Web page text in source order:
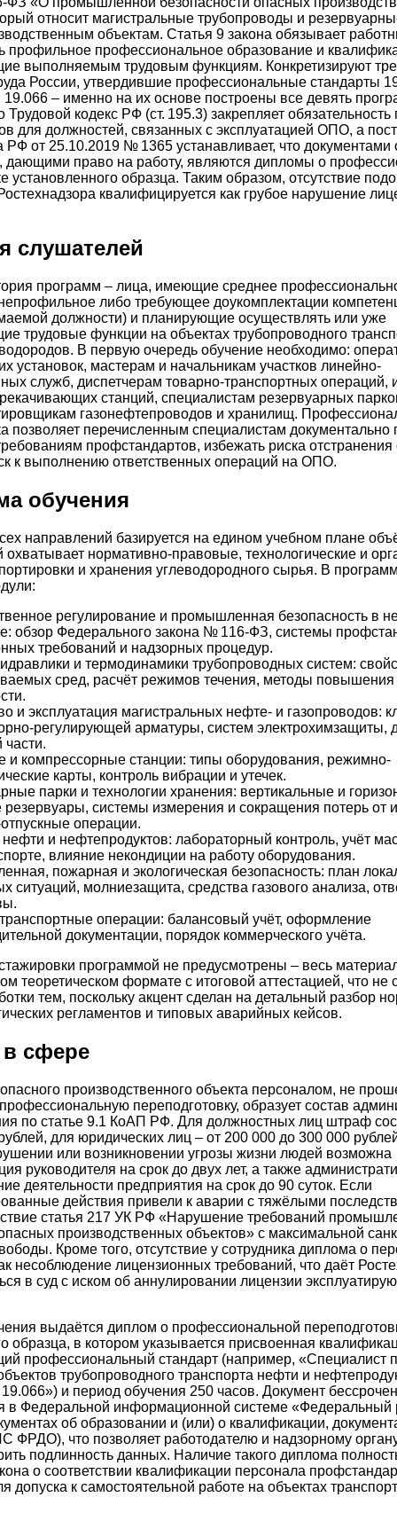
относит магистральные трубопроводы и
объектам. Статья 9 закона обязывает
профильное профессиональное образование и
выполняемым трудовым функциям. Конкретизируют
России, утвердившие профессиональные стандарты
– именно на их основе построены все девять
Трудовой кодекс РФ (ст. 195.3) закрепляет
для должностей, связанных с эксплуатацией ОПО, а
РФ от 25.10.2019 № 1365 устанавливает, что документами
дающими право на работу, являются дипломы о
установленного образца. Таким образом, отсутствие
квалифицируется как грубое нарушение
слушателей
программ – лица, имеющие среднее
либо требующее доукомплектации
должности) и планирующие осуществлять или уже
трудовые функции на объектах трубопроводного
В первую очередь обучение необходимо:
установок, мастерам и начальникам участков линейно-
служб, диспетчерам товарно-транспортных операций,
станций, специалистам резервуарных
газонефтепроводов и хранилищ.
позволяет перечисленным специалистам документально
профстандартов, избежать риска
к выполнению ответственных операций на ОПО.
обучения
направлений базируется на едином учебном плане
охватывает нормативно-правовые, технологические и
и хранения углеводородного сырья. В
регулирование и промышленная безопасность в
обзор Федерального закона № 116‑ФЗ, системы
требований и надзорных процедур.
и термодинамики трубопроводных систем:
сред, расчёт режимов течения, методы повышения
и эксплуатация магистральных нефте- и газопроводов:
регулирующей арматуры, систем электрохимзащиты,
части.
и компрессорные станции: типы оборудования, режимно-
карты, контроль вибрации и утечек.
парки и технологии хранения: вертикальные и
резервуары, системы измерения и сокращения потерь от
операции.
нефти и нефтепродуктов: лабораторный контроль, учёт
влияние некондиции на работу оборудования.
пожарная и экологическая безопасность: план
ситуаций, молниезащита, средства газового анализа,
операции: балансовый учёт, оформление
документации, порядок коммерческого учёта.
программой не предусмотрены – весь
теоретическом формате с итоговой аттестацией, что не
тем, поскольку акцент сделан на детальный разбор
регламентов и типовых аварийных кейсов.
сфере
производственного объекта персоналом, не
переподготовку, образует состав
по статье 9.1 КоАП РФ. Для должностных лиц штраф
для юридических лиц – от 200 000 до 300 000
или возникновении угрозы жизни людей возможна
руководителя на срок до двух лет, а также
деятельности предприятия на срок до 90 суток. Если
действия привели к аварии с тяжёлыми
статья 217 УК РФ «Нарушение требований
производственных объектов» с максимальной
Кроме того, отсутствие у сотрудника диплома о
несоблюдение лицензионных требований, что даёт
в суд с иском об аннулировании лицензии
выдаётся диплом о профессиональной
образца, в котором указывается присвоенная
профессиональный стандарт (например, «Специалист
трубопроводного транспорта нефти и
и период обучения 250 часов. Документ
в Федеральной информационной системе «Федеральный
об образовании и (или) о квалификации,
ФРДО), что позволяет работодателю и надзорному
подлинность данных. Наличие такого диплома
о соответствии квалификации персонала
допуска к самостоятельной работе на объектах